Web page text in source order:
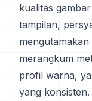
kualitas
tampilan,
merangkum
profil warna,
yang konsisten.